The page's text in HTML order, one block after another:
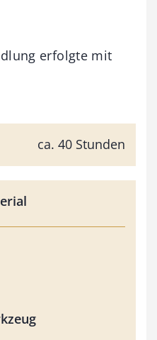
erfolgte mit
ca. 40 Stunden